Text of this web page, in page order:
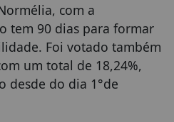
com a
tem 90 dias para formar
Foi votado também
um total de 18,24%,
desde do dia 1°de